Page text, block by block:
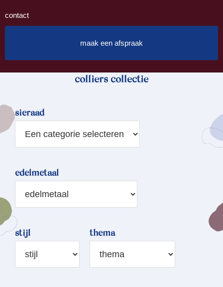
contact
maak een afspraak
colliers collectie
sieraad
edelmetaal
stijl thema